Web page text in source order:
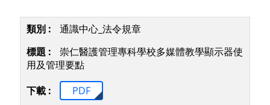
通識中心_法令規章
崇仁醫護管理專科學校多媒體教學顯示器使
用及管理要點
PDF